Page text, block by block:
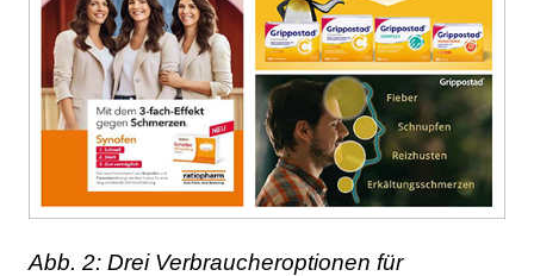
Abb. 2: Drei Verbraucheroptionen für